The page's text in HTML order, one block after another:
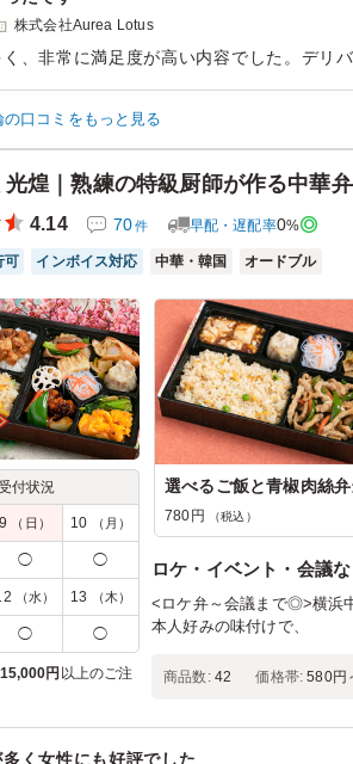
株式会社Aurea Lotus
、非常に満足度が高い内容でした。デリ
ン：会食・接待›会食
齢：60代以上 男女比：女性多め
口コミをもっと見る
光煌｜熟練の特級厨師が作る中華
4.14 70件 早配・遅配率0%
可 インボイス対応 中華・韓国 オードブル
付状況
9 （日） 10 （月）
◯ ◯
（水） 13 （木）
◯ ◯
15,000円 以上のご注
選べるご飯と青椒肉絲弁
780円 （税込）
ロケ・イベント・会議
<ロケ弁～会議まで◎>横浜
本人好みの味付けで、
商品数: 42 価格帯: 580円
く女性にも好評でした